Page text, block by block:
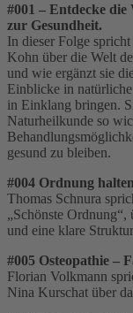
#001 – Entdecke
zur Gesundheit.
In dieser Folge
Kohn über die Welt
und wie ergänzt sie
Einblicke in
in Einklang bringen.
Naturheilkunde so
gesund zu bleiben.
#004 Ordnung
Thomas Schnura
„Schönste
und eine klare
#005 Osteopathie –
Florian Volkmann
Nina Kurschat über